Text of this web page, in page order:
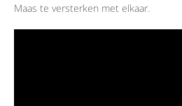
Maas te versterken met elkaar.